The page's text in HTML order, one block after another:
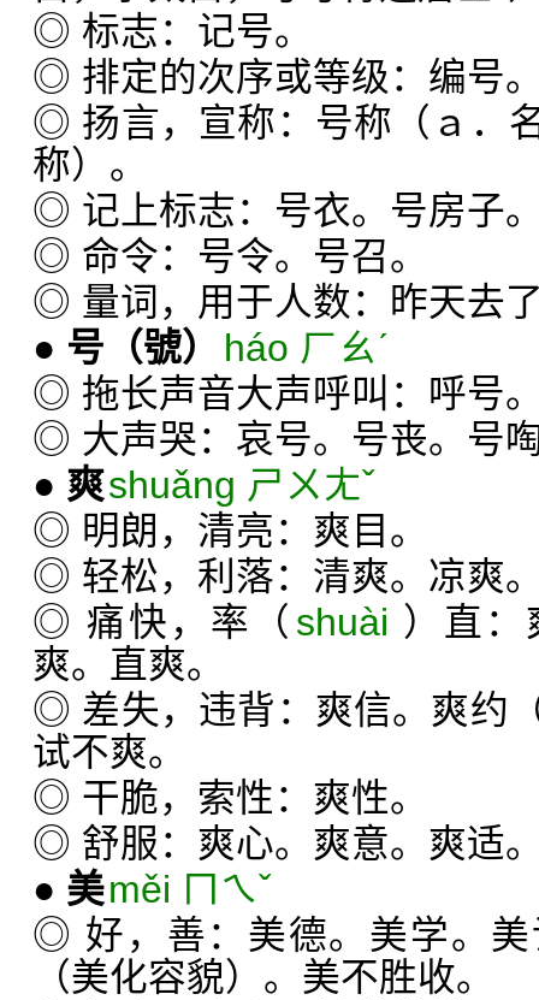
◎ 标志：记号。
◎ 排定的次序或等级：编号
◎ 扬言，宣称：号称（ａ．
称）。
◎ 记上标志：号衣。号房子
◎ 命令：号令。号召。
◎ 量词，用于人数：昨天去
● 号 （號）
háo ㄏㄠˊ
◎ 拖长声音大声呼叫：呼号
◎ 大声哭：哀号。号丧。号
● 爽shuǎng ㄕㄨㄤˇ
◎ 明朗，清亮：爽目。
◎ 轻松，利落：清爽。凉爽
◎ 痛快，率（ shuài ）直
爽。直爽。
◎ 差失，违背：爽信。爽约
试不爽。
◎ 干脆，索性：爽性。
◎ 舒服：爽心。爽意。爽适
● 美měi ㄇㄟˇ
◎ 好，善：美德。美学。
（美化容貌）。美不胜收。